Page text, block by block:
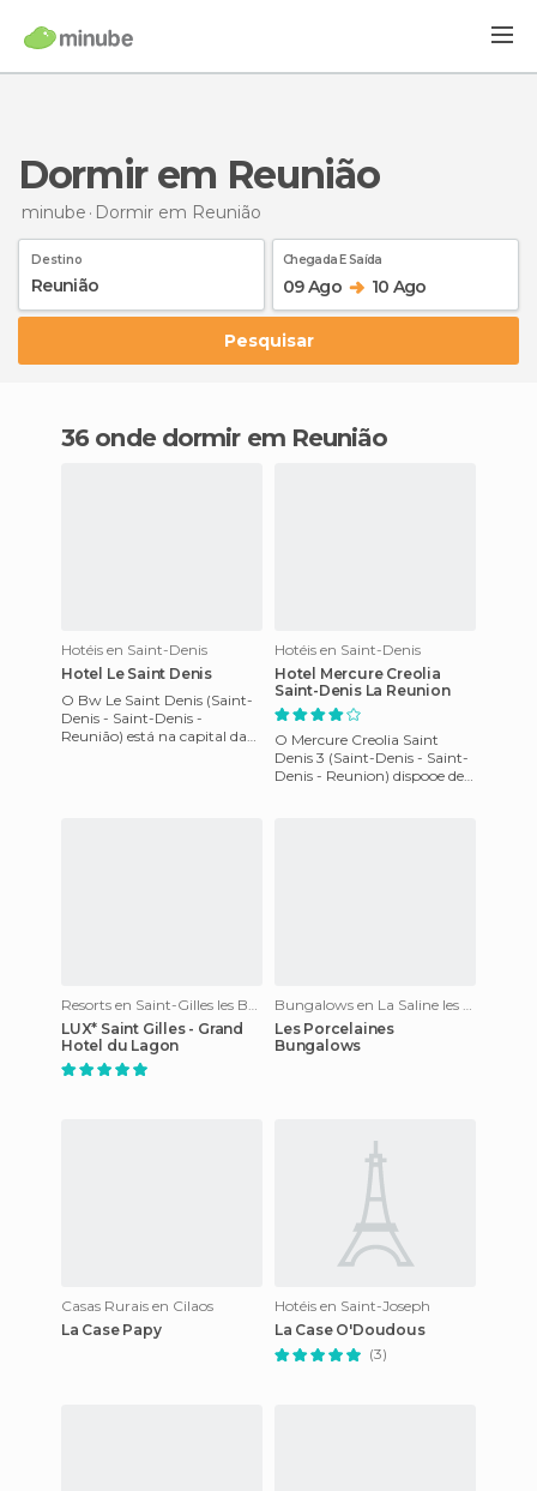
Dormir em Reunião
minube Dormir em Reunião
Destino Chegada E Saída
09 Ago 10 Ago
Pesquisar
36 onde dormir em Reunião
Hotéis en Saint-Denis
Hotel Le Saint Denis
O Bw Le Saint Denis (Saint-
Denis - Saint-Denis -
Reunião) está na capital da
Hotéis en Saint-Denis
Hotel Mercure Creolia
Saint-Denis La Reunion
O Mercure Creolia Saint
Denis 3 (Saint-Denis - Saint-
Denis - Reunion) dispooe de
LUX* Saint Gilles - Grand
Hotel du Lagon
Les Porcelaines
Bungalows
Casas Rurais en Cilaos
La Case Papy
Hotéis en Saint-Joseph
La Case O'Doudous
(3)